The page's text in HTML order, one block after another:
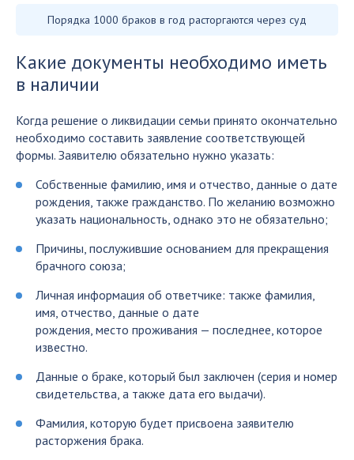
Порядка 1000 браков в год расторгаются через суд
Какие документы необходимо иметь
в наличии
Когда решение о ликвидации семьи принято окончательно
необходимо составить заявление соответствующей
формы. Заявителю обязательно нужно указать:
Собственные фамилию, имя и отчество, данные о дате
рождения, также гражданство. По желанию возможно
указать национальность, однако это не обязательно;
Причины, послужившие основанием для прекращения
брачного союза;
Личная информация об ответчике: также фамилия,
имя, отчество, данные о дате
рождения, место проживания — последнее, которое
известно.
Данные о браке, который был заключен (серия и номер
свидетельства, а также дата его выдачи).
Фамилия, которую будет присвоена заявителю
расторжения брака.